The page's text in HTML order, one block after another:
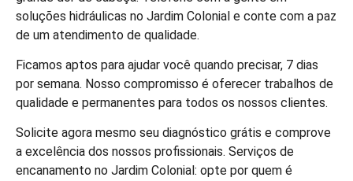
soluções hidráulicas no Jardim Colonial e conte com a paz
de um atendimento de qualidade.
Ficamos aptos para ajudar você quando precisar, 7 dias
por semana. Nosso compromisso é oferecer trabalhos de
qualidade e permanentes para todos os nossos clientes.
Solicite agora mesmo seu diagnóstico grátis e comprove
a excelência dos nossos profissionais. Serviços de
encanamento no Jardim Colonial: opte por quem é